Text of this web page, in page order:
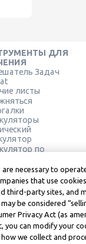
ДЛЯ
Задач
листы
по
решение
necessary to
that use
third-party sites, and
be considered
Privacy Act (as
can modify your
we collect and